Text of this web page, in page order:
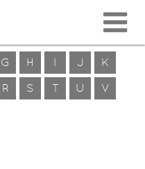
G H I J
K
R S T U
V